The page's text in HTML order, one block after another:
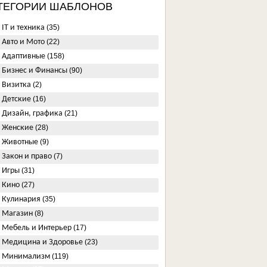
ШАБЛОНОВ
IT и техника (35)
Авто и Мото (22)
Адаптивные (158)
Бизнес и Финансы (90)
Визитка (2)
Детские (16)
Дизайн, графика (21)
Женские (28)
Животные (9)
Закон и право (7)
Игры (31)
Кино (27)
Кулинария (35)
Магазин (8)
Мебель и Интерьер (17)
Медицина и Здоровье (23)
Минимализм (119)